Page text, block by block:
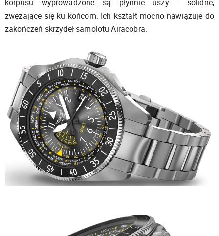
korpusu wyprowadzone są płynnie uszy - solidne,
zwężające się ku końcom. Ich kształt mocno nawiązuje do
zakończeń skrzydeł samolotu Airacobra.